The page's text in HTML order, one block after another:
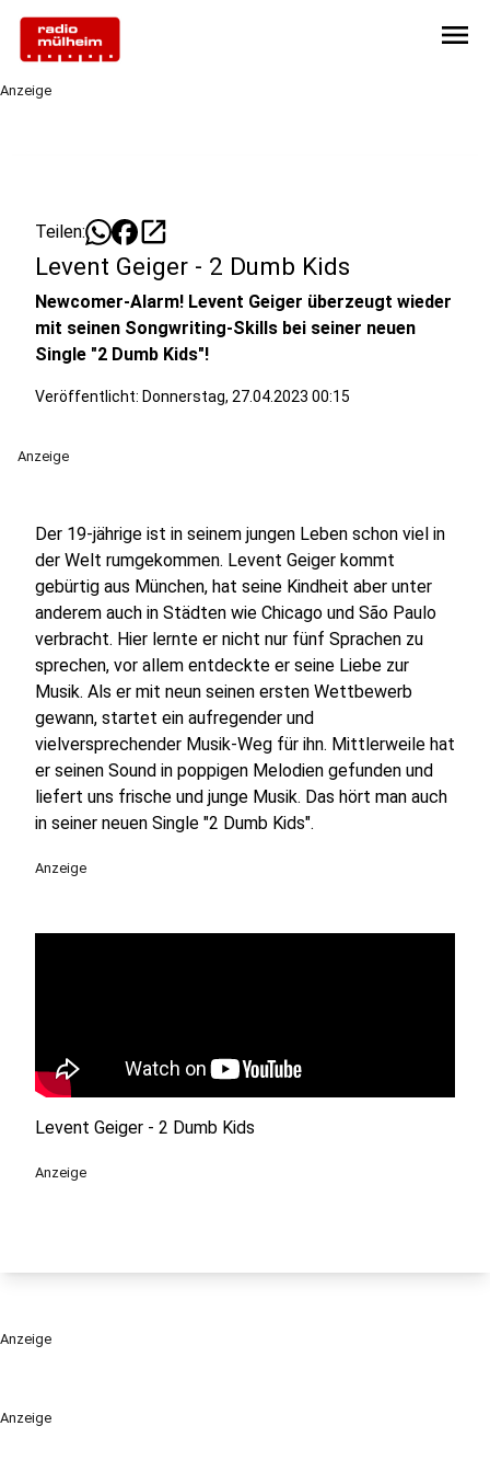
menu
Anzeige
Anzeige
Teilen: open_in_new
Levent Geiger - 2 Dumb Kids
Newcomer-Alarm! Levent Geiger überzeugt wieder
mit seinen Songwriting-Skills bei seiner neuen
Single "2 Dumb Kids"!
Veröffentlicht: Donnerstag, 27.04.2023 00:15
Anzeige
Der 19-jährige ist in seinem jungen Leben schon viel in
der Welt rumgekommen. Levent Geiger kommt
gebürtig aus München, hat seine Kindheit aber unter
anderem auch in Städten wie Chicago und São Paulo
verbracht. Hier lernte er nicht nur fünf Sprachen zu
sprechen, vor allem entdeckte er seine Liebe zur
Musik. Als er mit neun seinen ersten Wettbewerb
gewann, startet ein aufregender und
vielversprechender Musik-Weg für ihn. Mittlerweile hat
er seinen Sound in poppigen Melodien gefunden und
liefert uns frische und junge Musik. Das hört man auch
in seiner neuen Single "2 Dumb Kids".
Anzeige
Levent Geiger - 2 Dumb Kids
Anzeige
Anzeige